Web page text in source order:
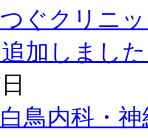
ぐクリニッ
加しまし
鳥内科・神